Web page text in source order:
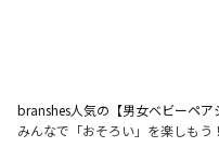
branshes人気の【男女ベビーペ
みんなで「おそろい」を楽しもう！